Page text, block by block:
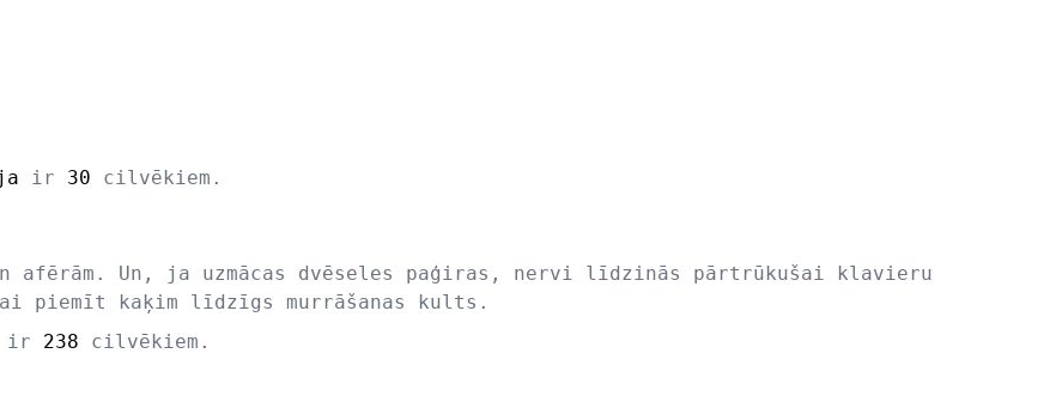
ir 30 cilvēkiem.
afērām. Un, ja uzmācas dvēseles paģiras, nervi līdzinās pārtrūkušai klavieru
kaķim līdzīgs murrāšanas kults.
ir 238 cilvēkiem.